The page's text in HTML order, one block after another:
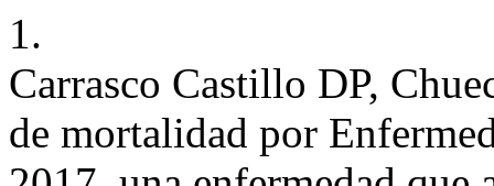
1.
Carrasco Castillo DP,
de mortalidad por